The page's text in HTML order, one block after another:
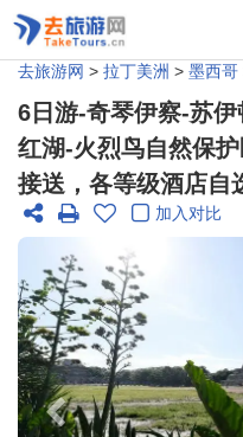
去旅游网 > 拉丁美洲 > 墨西哥
6日游-奇琴伊察-苏
红湖​-火烈鸟自然保
接送，各等级酒店自
加入对比